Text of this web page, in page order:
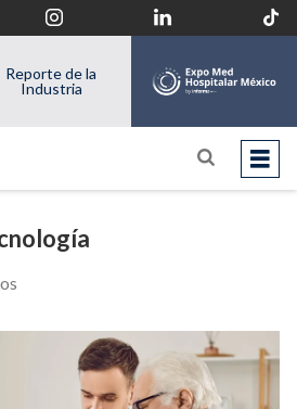
Reporte de la
Industria